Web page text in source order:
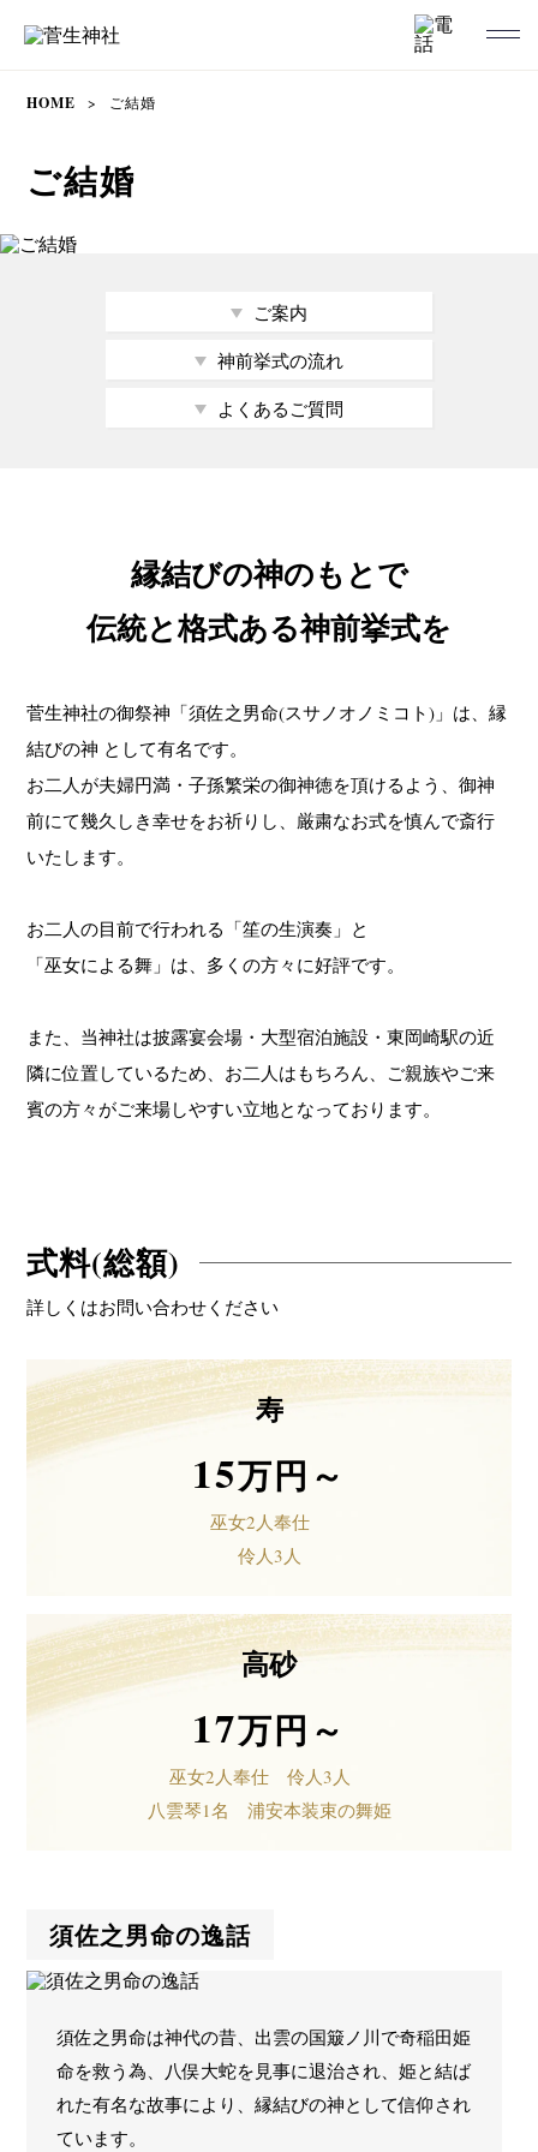
HOME > ご結婚
ご結婚
ご案内
神前挙式の流れ
よくあるご質問
縁結びの神のもとで
伝統と格式ある神前挙式を
菅生神社の御祭神「須佐之男命(スサノオノミコト)」は、縁
結びの神 として有名です。
お二人が夫婦円満・子孫繁栄の御神徳を頂けるよう、御神
前にて幾久しき幸せをお祈りし、厳粛なお式を慎んで斎行
いたします。
お二人の目前で行われる「笙の生演奏」と
「巫女による舞」は、多くの方々に好評です。
また、当神社は披露宴会場・大型宿泊施設・東岡崎駅の近
隣に位置しているため、 お二人はもちろん、ご親族やご来
賓の方々がご来場しやすい立地となっております。
式料(総額)
詳しくはお問い合わせください
寿
15万円～
巫女2人奉仕
伶人3人
高砂
17万円～
巫女2人奉仕 伶人3人
八雲琴1名 浦安本装束の舞姫
須佐之男命の逸話
須佐之男命は神代の昔、出雲の国簸ノ川で奇稲田姫
命を救う為、八俣大蛇を見事に退治され、姫と結ば
れた有名な故事により、縁結びの神として信仰され
ています。